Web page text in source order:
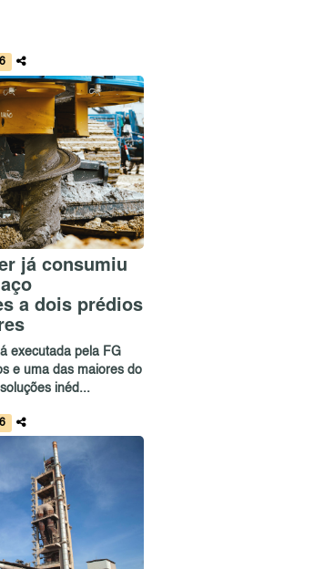
já consumiu
a dois prédios
executada pela FG
e uma das maiores do
inéd...